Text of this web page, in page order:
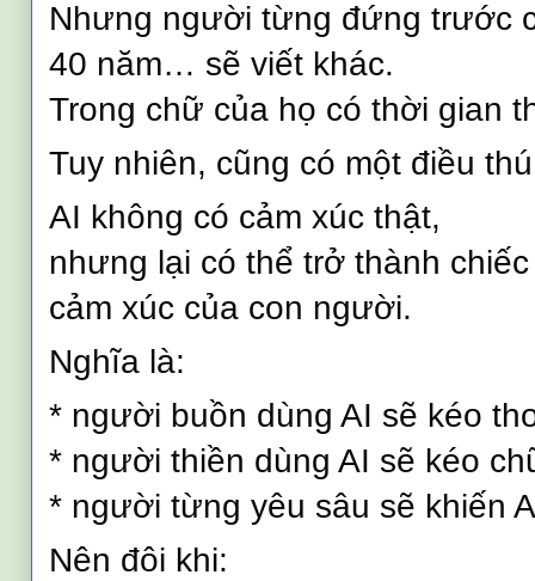
Nhưng người từng đứng trước
40 năm… sẽ viết khác.
Trong chữ của họ có thời gian
Tuy nhiên, cũng có một điều
AI không có cảm xúc thật,
nhưng lại có thể trở thành
cảm xúc của con người.
Nghĩa là:
* người buồn dùng AI sẽ kéo
* người thiền dùng AI sẽ kéo
* người từng yêu sâu sẽ khiến
Nên đôi khi: